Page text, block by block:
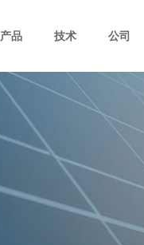
产品 技术 公司